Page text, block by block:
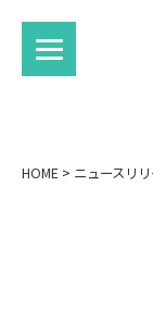
HOME > ニュースリ